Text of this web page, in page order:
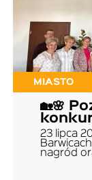
MIASTO
🏡🌸
2026”!
23 lipca
nagród